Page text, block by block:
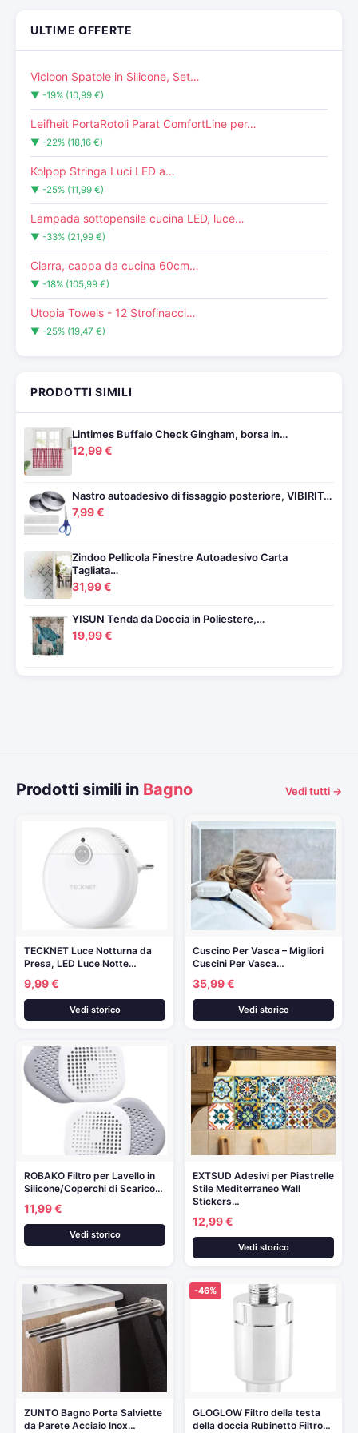
ULTIME OFFERTE
Vicloon Spatole in Silicone, Set…
▼ -19% (10,99 €)
Leifheit PortaRotoli Parat ComfortLine per…
▼ -22% (18,16 €)
Kolpop Stringa Luci LED a…
▼ -25% (11,99 €)
Lampada sottopensile cucina LED, luce…
▼ -33% (21,99 €)
Ciarra, cappa da cucina 60cm…
▼ -18% (105,99 €)
Utopia Towels - 12 Strofinacci…
▼ -25% (19,47 €)
PRODOTTI SIMILI
Lintimes Buffalo Check Gingham, borsa in…
12,99 €
Nastro autoadesivo di fissaggio posteriore, VIBIRIT…
7,99 €
Zindoo Pellicola Finestre Autoadesivo Carta
Tagliata…
31,99 €
YISUN Tenda da Doccia in Poliestere,…
19,99 €
Prodotti simili in Bagno Vedi tutti →
TECKNET Luce Notturna da
Presa, LED Luce Notte…
9,99 €
Vedi storico
Cuscino Per Vasca – Migliori
Cuscini Per Vasca…
35,99 €
Vedi storico
ROBAKO Filtro per Lavello in
Silicone/Coperchi di Scarico…
11,99 €
Vedi storico
EXTSUD Adesivi per Piastrelle
Stile Mediterraneo Wall
Stickers…
12,99 €
Vedi storico
ZUNTO Bagno Porta Salviette
da Parete Acciaio Inox…
-46%
GLOGLOW Filtro della testa
della doccia Rubinetto Filtro…